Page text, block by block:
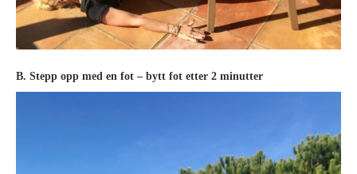
B. Stepp opp med en fot – bytt fot etter 2 minutter